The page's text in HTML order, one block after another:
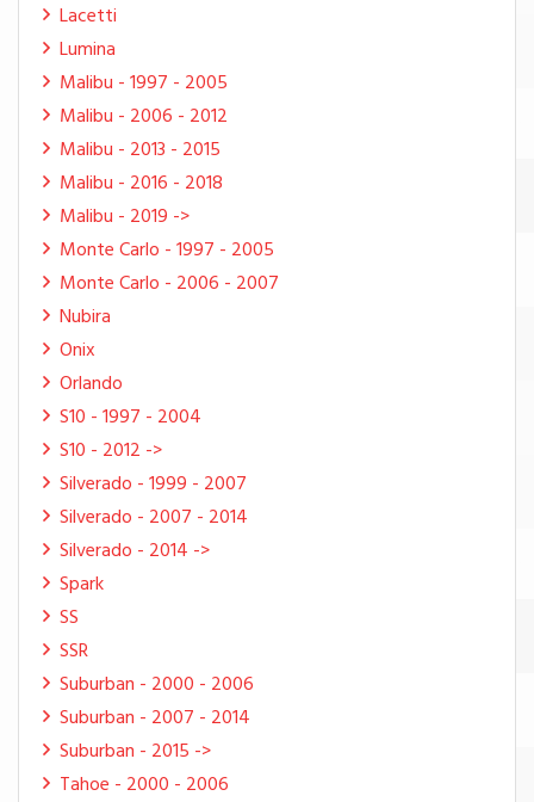
Lacetti
Lumina
Malibu - 1997 - 2005
Malibu - 2006 - 2012
Malibu - 2013 - 2015
Malibu - 2016 - 2018
Malibu - 2019 ->
Monte Carlo - 1997 - 2005
Monte Carlo - 2006 - 2007
Nubira
Onix
Orlando
S10 - 1997 - 2004
S10 - 2012 ->
Silverado - 1999 - 2007
Silverado - 2007 - 2014
Silverado - 2014 ->
Spark
SS
SSR
Suburban - 2000 - 2006
Suburban - 2007 - 2014
Suburban - 2015 ->
Tahoe - 2000 - 2006